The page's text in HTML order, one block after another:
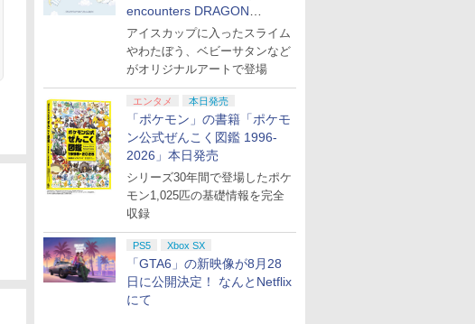
encounters DRAGON
QUEST」第2弾が本日発売
アイスカップに入ったスライム
やわたぼう、ベビーサタンなど
がオリジナルアートで登場
エンタメ 本日発売
「ポケモン」の書籍「ポケモ
ン公式ぜんこく図鑑 1996-
2026」本日発売
シリーズ30年間で登場したポケ
モン1,025匹の基礎情報を完全
収録
PS5 Xbox SX
「GTA6」の新映像が8月28
日に公開決定！ なんとNetflix
にて